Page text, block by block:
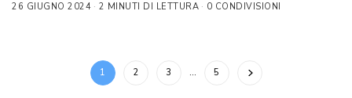
26 GIUGNO 2024 2 MINUTI DI LETTURA 0 CONDIVISIONI
1 2 3 … 5